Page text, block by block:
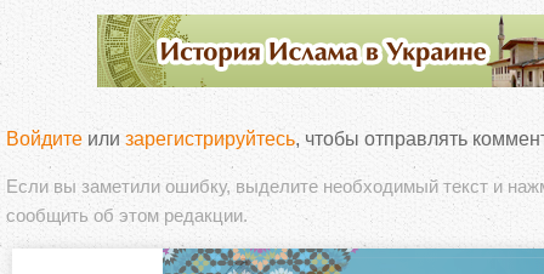
Войдите или зарегистрируйтесь, чтобы отправлять
Если вы заметили ошибку, выделите необходимый текст и
сообщить об этом редакции.